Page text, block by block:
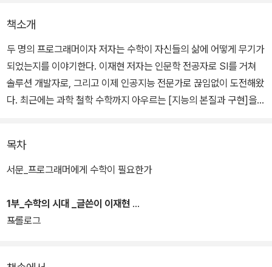
책소개
두 명의 프로그래머이자 저자는 수학이 자신들의 삶에 어떻게 무기가
되었는지를 이야기한다. 이재현 저자는 인문학 전공자로 SI를 거쳐
솔루션 개발자로, 그리고 이제 인공지능 전문가로 끊임없이 도전해왔
다. 최근에는 과학 철학 수학까지 아우르는 [지능의 본질과 구현]을
생물학을 전공한 이정설 저자는 인생에서 가장 중요한 순간으로 수학
구보다도 강하다. 이제는 '수학 없는 코딩은 상상할 수 없다'고 이야기
한다. 책에서도 자주 언급되지만, 약간의 수학적 지식을 발휘하면 엄
목차
서문_프로그래머에게 수학이 필요한가
1부_수학의 시대 _글쓴이 이재현
프롤로그